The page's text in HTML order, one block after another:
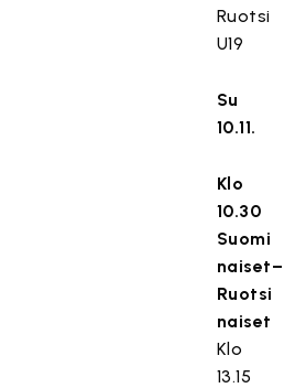
Ruotsi
U19
Su
10.11.
Klo
10.30
Suomi
naiset–
Ruotsi
naiset
Klo
13.15